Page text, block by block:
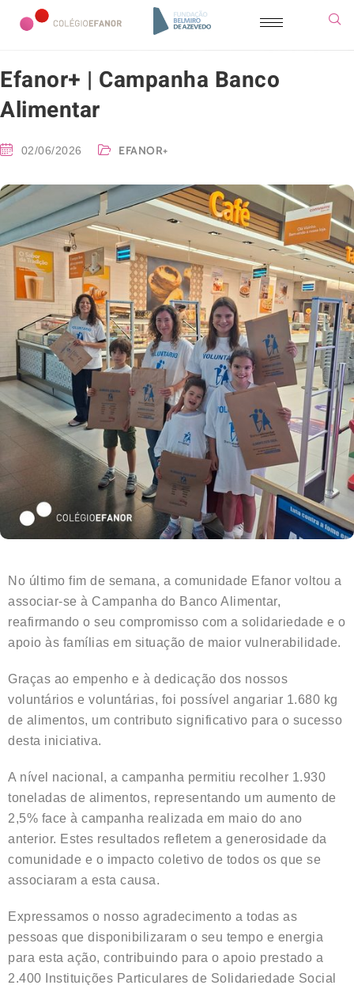
Efanor+ | Campanha Banco
Alimentar
02/06/2026 EFANOR+
No último fim de semana, a comunidade Efanor voltou a
associar-se à Campanha do Banco Alimentar,
reafirmando o seu compromisso com a solidariedade e o
apoio às famílias em situação de maior vulnerabilidade.
Graças ao empenho e à dedicação dos nossos
voluntários e voluntárias, foi possível angariar 1.680 kg
de alimentos, um contributo significativo para o sucesso
desta iniciativa.
A nível nacional, a campanha permitiu recolher 1.930
toneladas de alimentos, representando um aumento de
2,5% face à campanha realizada em maio do ano
anterior. Estes resultados refletem a generosidade da
comunidade e o impacto coletivo de todos os que se
associaram a esta causa.
Expressamos o nosso agradecimento a todas as
pessoas que disponibilizaram o seu tempo e energia
para esta ação, contribuindo para o apoio prestado a
2.400 Instituições Particulares de Solidariedade Social